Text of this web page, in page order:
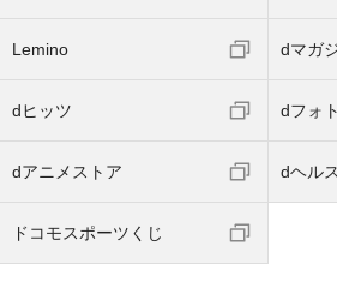
Lemino dマガ
dヒッツ dフォト
dアニメストア dヘル
ドコモスポーツくじ